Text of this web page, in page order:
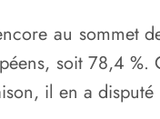
au sommet
soit 78,4
il en a